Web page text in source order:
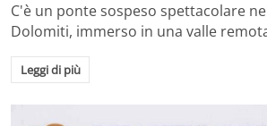
C'è un ponte sospeso spettacolare
Dolomiti, immerso in una valle
Leggi di più